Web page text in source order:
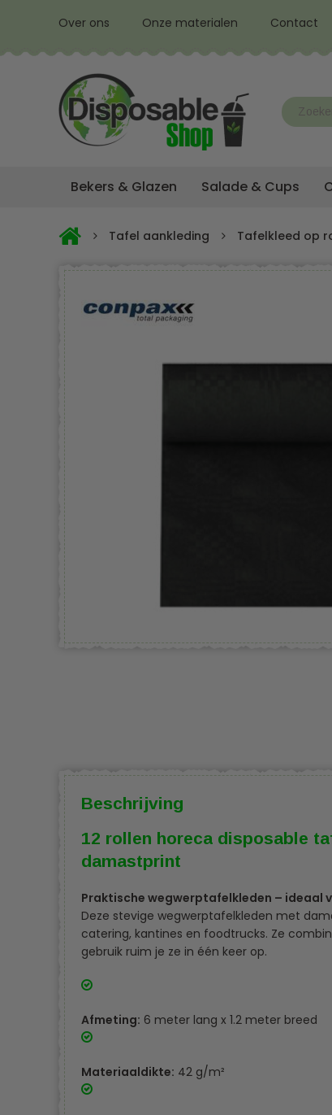
Over ons Onze materialen Contact
Bekers & Glazen Salade & Cups
Tafel aankleding Tafelkleed op
Beschrijving
12 rollen horeca disposable
damastprint
Praktische wegwerptafelkleden – ideaal
Deze stevige wegwerptafelkleden met
catering, kantines en foodtrucks. Ze
gebruik ruim je ze in één keer op.
Afmeting: 6 meter lang x 1.2 meter breed
Materiaaldikte: 42 g/m²